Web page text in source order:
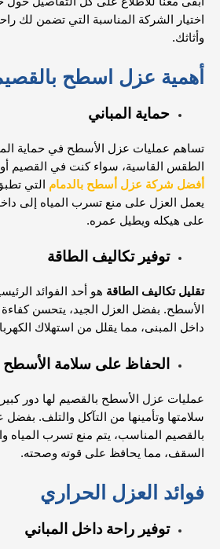
اختيار الشركة المناسبة التي تضمن لك
وأثاثك.
أهمية عزل اسطح
حماية المباني
تساهم عمليات عزل الأسطح في حماية
الطقس القاسية، سواء كنت في القصيم
فضل شركة عزل أسطح بالدمام التي
يعمل العزل على منع تسرب المياه إلى
على هيكله ويطيل عمره.
توفير تكاليف الطاقة
تقليل تكاليف الطاقة هو أحد الفوائد
الأسطح. بفضل العزل الجيد، يتحسن كفاءة
داخل المبنى، مما يقلل من استهلاك
الحفاظ على سلامة الأسطح
عمليات عزل الأسطح بالقصيم لها دور
سلامتها وتأمينها من التآكل والتلف.
بالقصيم المناسب، يتم منع تسرب المياه
السقف، مما يحافظ على قوته وصحته.
فوائد العزل الحراري
توفير راحة داخل المباني